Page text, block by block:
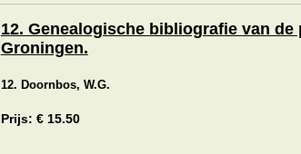
12. Genealogische bibliografie van de
Groningen.
12. Doornbos, W.G.
Prijs: € 15.50